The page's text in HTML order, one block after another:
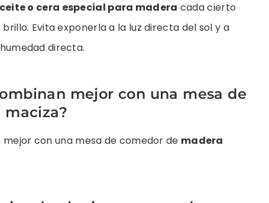
o cera especial para madera cada cierto
Evita exponerla a la luz directa del sol y a
directa.
mejor con una mesa de
maciza?
con una mesa de comedor de madera